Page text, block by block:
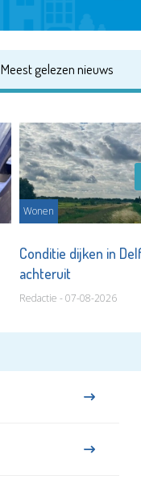
Meest gelezen nieuws
Wonen
Conditie dijken in
achteruit
Redactie - 07-08-2026